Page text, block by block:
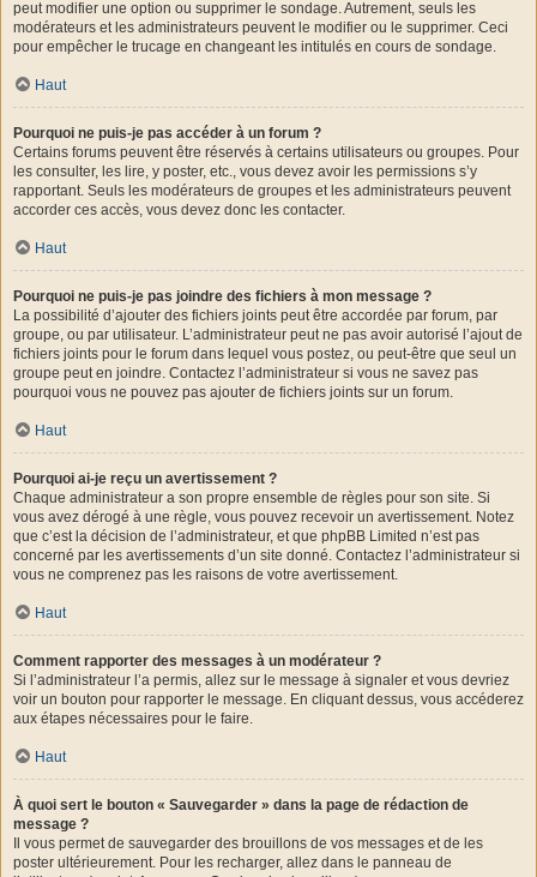
peut modifier une option ou supprimer le sondage. Autrement, seuls les
modérateurs et les administrateurs peuvent le modifier ou le supprimer. Ceci
pour empêcher le trucage en changeant les intitulés en cours de sondage.
Haut
Pourquoi ne puis-je pas accéder à un forum ?
Certains forums peuvent être réservés à certains utilisateurs ou groupes. Pour
les consulter, les lire, y poster, etc., vous devez avoir les permissions s’y
rapportant. Seuls les modérateurs de groupes et les administrateurs peuvent
accorder ces accès, vous devez donc les contacter.
Haut
Pourquoi ne puis-je pas joindre des fichiers à mon message ?
La possibilité d’ajouter des fichiers joints peut être accordée par forum, par
groupe, ou par utilisateur. L’administrateur peut ne pas avoir autorisé l’ajout de
fichiers joints pour le forum dans lequel vous postez, ou peut-être que seul un
groupe peut en joindre. Contactez l’administrateur si vous ne savez pas
pourquoi vous ne pouvez pas ajouter de fichiers joints sur un forum.
Haut
Pourquoi ai-je reçu un avertissement ?
Chaque administrateur a son propre ensemble de règles pour son site. Si
vous avez dérogé à une règle, vous pouvez recevoir un avertissement. Notez
que c’est la décision de l’administrateur, et que phpBB Limited n’est pas
concerné par les avertissements d’un site donné. Contactez l’administrateur si
vous ne comprenez pas les raisons de votre avertissement.
Haut
Comment rapporter des messages à un modérateur ?
Si l’administrateur l’a permis, allez sur le message à signaler et vous devriez
voir un bouton pour rapporter le message. En cliquant dessus, vous accéderez
aux étapes nécessaires pour le faire.
Haut
À quoi sert le bouton « Sauvegarder » dans la page de rédaction de
message ?
Il vous permet de sauvegarder des brouillons de vos messages et de les
poster ultérieurement. Pour les recharger, allez dans le panneau de